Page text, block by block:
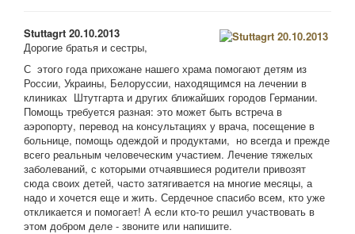
Stuttagrt 20.10.2013
Дорогие братья и сестры,
С этого года прихожане нашего храма помогают детям из
России, Украины, Белоруссии, находящимся на лечении в
клиниках Штутгарта и других ближайших городов Германии.
Помощь требуется разная: это может быть встреча в
аэропорту, перевод на консультациях у врача, посещение в
больнице, помощь одеждой и продуктами, но всегда и прежде
всего реальным человеческим участием. Лечение тяжелых
заболеваний, с которыми отчаявшиеся родители привозят
сюда своих детей, часто затягивается на многие месяцы, а
надо и хочется еще и жить. Сердечное спасибо всем, кто уже
откликается и помогает! А если кто-то решил участвовать в
этом добром деле - звоните или напишите.